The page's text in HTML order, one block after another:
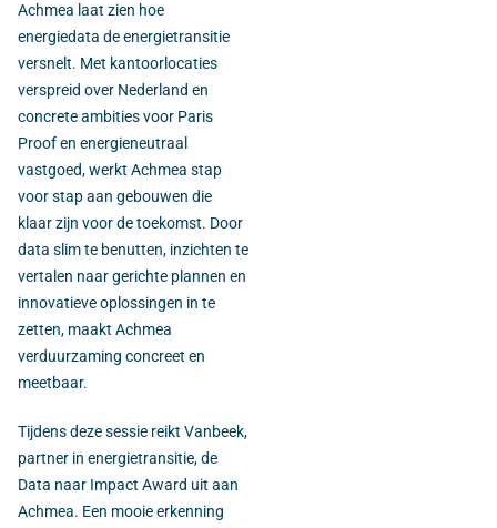
Achmea laat zien hoe
energiedata de energietransitie
versnelt. Met kantoorlocaties
verspreid over Nederland en
concrete ambities voor Paris
Proof en energieneutraal
vastgoed, werkt Achmea stap
voor stap aan gebouwen die
klaar zijn voor de toekomst. Door
data slim te benutten, inzichten te
vertalen naar gerichte plannen en
innovatieve oplossingen in te
zetten, maakt Achmea
verduurzaming concreet en
meetbaar.
Tijdens deze sessie reikt Vanbeek,
partner in energietransitie, de
Data naar Impact Award uit aan
Achmea. Een mooie erkenning